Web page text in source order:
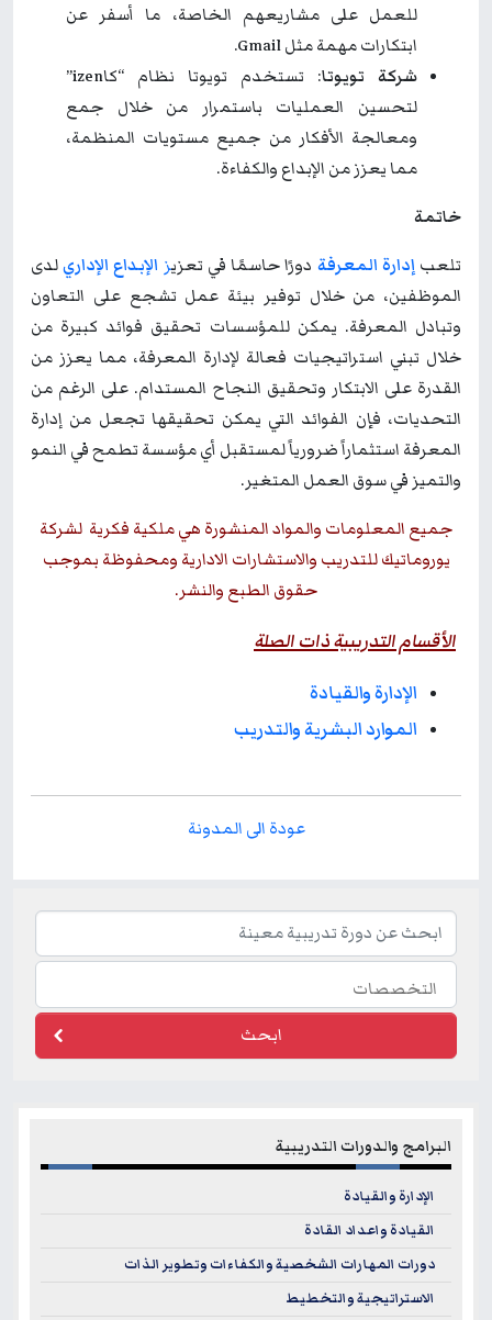
للعمل على مشاريعهم الخاصة، ما أسفر عن
ابتكارات مهمة مثل Gmail.
شركة تويوتا
: تستخدم تويوتا نظام “كاizen”
لتحسين العمليات باستمرار من خلال جمع
ومعالجة الأفكار من جميع مستويات المنظمة،
مما يعزز من الإبداع والكفاءة.
خاتمة
تلعبإدارة المعرفة دورًا حاسمًا في تعزيز الإبداع الإداريلدى
الموظفين، من خلال توفير بيئة عمل تشجع على التعاون
وتبادل المعرفة. يمكن للمؤسسات تحقيق فوائد كبيرة من
خلال تبني استراتيجيات فعالة لإدارة المعرفة، مما يعزز من
القدرة على الابتكار وتحقيق النجاح المستدام. على الرغم من
التحديات، فإن الفوائد التي يمكن تحقيقها تجعل من إدارة
المعرفة استثماراً ضرورياً لمستقبل أي مؤسسة تطمح في النمو
والتميز في سوق العمل المتغير.
جميع المعلومات والمواد المنشورة هي ملكية فكرية لشركة
يوروماتيك للتدريب والاستشارات الادارية ومحفوظة بموجب
حقوق الطبع والنشر.
الأقسام التدريبية ذات الصلة
الإدارة والقيادة
الموارد البشرية والتدريب
عودة الى المدونة
ابحث
البرامج والدورات التدريبية
الإدارة والقيادة
القيادة واعداد القادة
دورات المهارات الشخصية والكفاءات وتطوير الذات
الاستراتيجية والتخطيط